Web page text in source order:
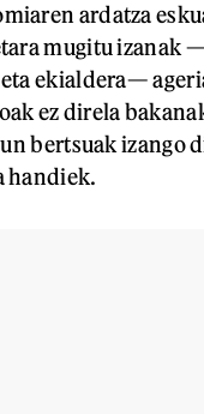
ardatza
mugitu izanak
ekialdera—
ez direla
bertsuak izango
handiek.